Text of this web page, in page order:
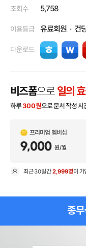
조회수 5,758
이용등급 유료회원 건
다운로드
비즈폼으로 일의
하루300원으로 문서 작성 시
프리미엄 멤버십
9,000 원/월
최근30일간2,999명이 가
종